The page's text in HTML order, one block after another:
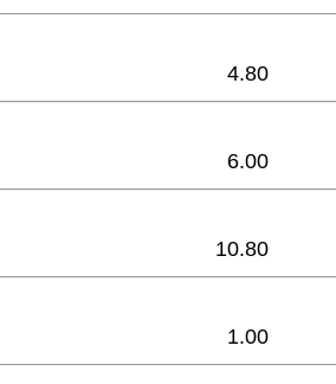
4.80
6.00
10.80
1.00